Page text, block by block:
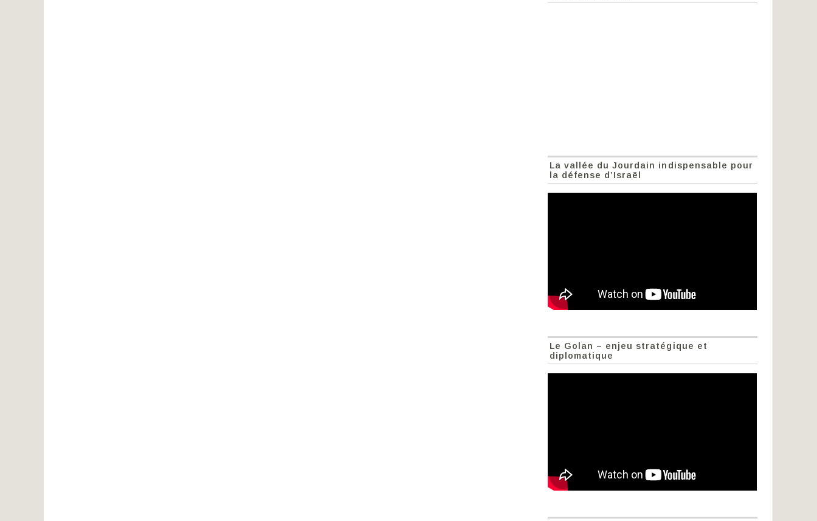
La vallée du Jourdain indispensable pour
la défense d’Israël
Le Golan – enjeu stratégique et
diplomatique